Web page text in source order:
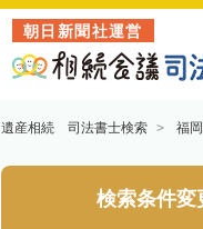
朝日新聞社運営
遺産相続 司法書士検索 福
検索条件変